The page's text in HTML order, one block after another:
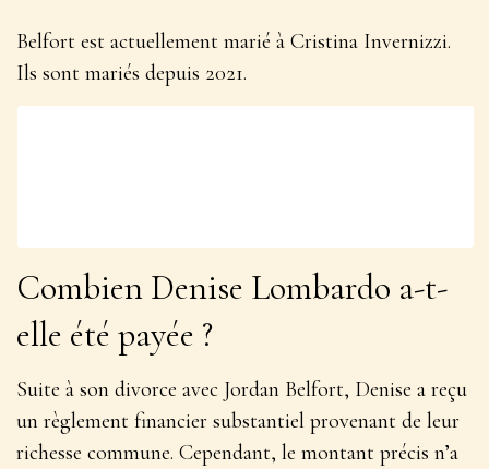
Belfort est actuellement marié à Cristina Invernizzi.
Ils sont mariés depuis 2021.
Combien Denise Lombardo a-t-
elle été payée ?
Suite à son divorce avec Jordan Belfort, Denise a reçu
un règlement financier substantiel provenant de leur
richesse commune. Cependant, le montant précis n’a